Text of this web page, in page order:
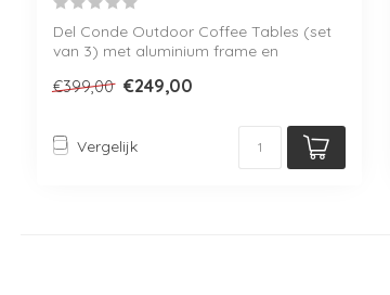
Del Conde Outdoor Coffee Tables (set
van 3) met aluminium frame en
€399,00 €249,00
Vergelijk